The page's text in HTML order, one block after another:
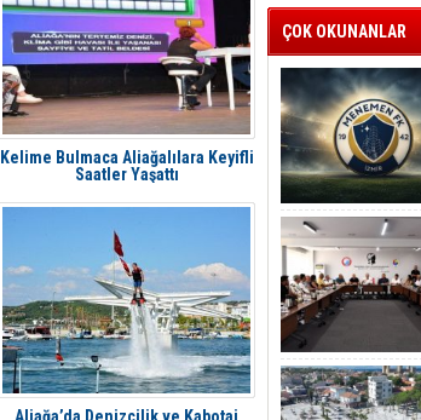
Kelime Bulmaca Aliağalılara Keyifli
Saatler Yaşattı
ÇOK OKUNANLAR